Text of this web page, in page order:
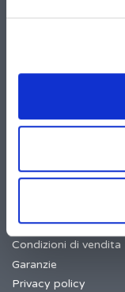
I miei avvisi
INFORMAZIONI
Servizio clienti
Condizioni di vendita
Garanzie
Privacy policy